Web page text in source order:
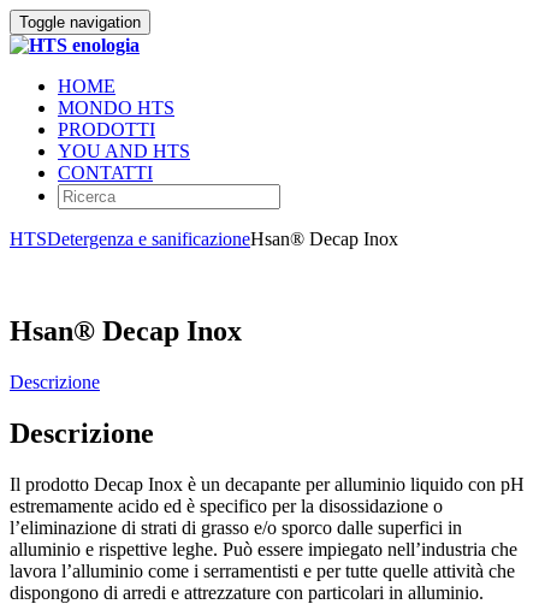
Toggle navigation
HOME
MONDO HTS
PRODOTTI
YOU AND HTS
CONTATTI
HTSDetergenza e sanificazioneHsan® Decap Inox
Hsan® Decap Inox
Descrizione
Descrizione
Il prodotto Decap Inox è un decapante per alluminio liquido con pH
estremamente acido ed è specifico per la disossidazione o
l’eliminazione di strati di grasso e/o sporco dalle superfici in
alluminio e rispettive leghe. Può essere impiegato nell’industria che
lavora l’alluminio come i serramentisti e per tutte quelle attività che
dispongono di arredi e attrezzature con particolari in alluminio.